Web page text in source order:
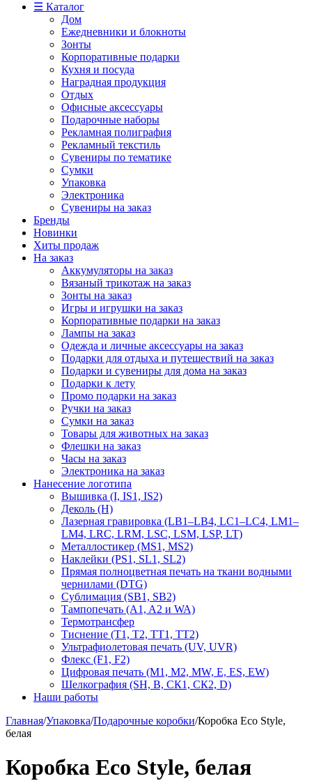
☰ Каталог
Дом
Ежедневники и блокноты
Зонты
Корпоративные подарки
Кухня и посуда
Наградная продукция
Отдых
Офисные аксессуары
Подарочные наборы
Рекламная полиграфия
Рекламный текстиль
Сувениры по тематике
Сумки
Упаковка
Электроника
Сувениры на заказ
Бренды
Новинки
Хиты продаж
На заказ
Аккумуляторы на заказ
Вязаный трикотаж на заказ
Зонты на заказ
Игры и игрушки на заказ
Корпоративные подарки на заказ
Лампы на заказ
Одежда и личные аксессуары на заказ
Подарки для отдыха и путешествий на заказ
Подарки и сувениры для дома на заказ
Подарки к лету
Промо подарки на заказ
Ручки на заказ
Сумки на заказ
Товары для животных на заказ
Флешки на заказ
Часы на заказ
Электроника на заказ
Нанесение логотипа
Вышивка (I, IS1, IS2)
Деколь (H)
Лазерная гравировка (LB1–LB4, LC1–LC4, LM1–
LM4, LRC, LRM, LSC, LSM, LSP, LT)
Металлостикер (MS1, MS2)
Наклейки (PS1, SL1, SL2)
Прямая полноцветная печать на ткани водными
чернилами (DTG)
Сублимация (SB1, SB2)
Тампопечать (A1, A2 и WA)
Термотрансфер
Тиснение (Т1, Т2, ТT1, ТT2)
Ультрафиолетовая печать (UV, UVR)
Флекс (F1, F2)
Цифровая печать (M1, M2, MW, E, ES, EW)
Шелкография (SH, В, СК1, СК2, D)
Наши работы
Главная/Упаковка/Подарочные коробки/Коробка Eco Style,
белая
Коробка Eco Style, белая